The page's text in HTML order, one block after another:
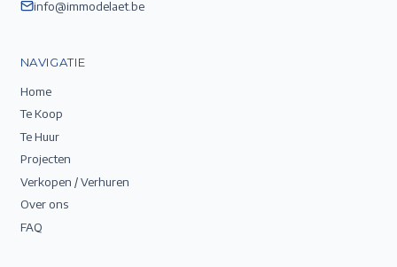
info@immodelaet.be
NAVIGATIE
Home
Te Koop
Te Huur
Projecten
Verkopen / Verhuren
Over ons
FAQ